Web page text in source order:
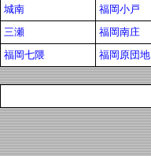
城南
福岡小戸
三瀬
福岡南庄
福岡七隈
福岡原団地